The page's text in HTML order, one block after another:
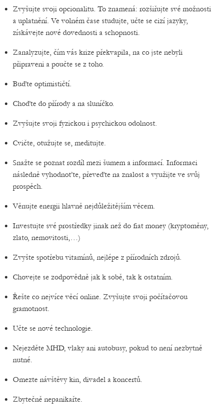
Zvyšujte svoji opcionalitu. To znamená: rozšiřujte své možnosti
a uplatnění. Ve volném čase studujte, učte se cizí jazyky,
získávejte nové dovednosti a schopnosti.
Zanalyzujte, čím vás krize překvapila, na co jste nebyli
připraveni a poučte se z toho.
Buďte optimističtí.
Choďte do přírody a na sluníčko.
Zvyšujte svoji fyzickou i psychickou odolnost.
Cvičte, otužujte se, meditujte.
Snažte se poznat rozdíl mezi šumem a informací. Informaci
následně vyhodnoťte, převeďte na znalost a využijte ve svůj
prospěch.
Věnujte energii hlavně nejdůležitějším věcem.
Investujte své prostředky jinak než do fiat money (kryptoměny,
zlato, nemovitosti,…)
Zvyšte spotřebu vitamínů, nejlépe z přírodních zdrojů.
Chovejte se zodpovědně jak k sobě, tak k ostatním.
Řešte co nejvíce věcí online. Zvyšujte svoji počítačovou
gramotnost.
Učte se nové technologie.
Nejezděte MHD, vlaky ani autobusy, pokud to není nezbytně
nutné.
Omezte návštěvy kin, divadel a koncertů.
Zbytečně nepanikařte.